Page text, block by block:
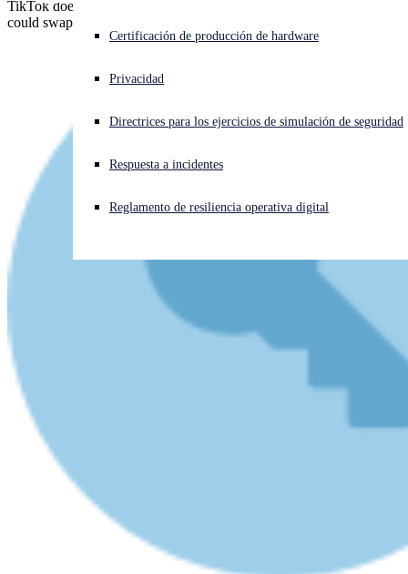
¿Está sufriendo un ciberataque? Obtenga ayuda ahora mismo
Open language switcher
Certificación de producción de hardware
Privacidad
Directrices para los ejercicios de simulación de seguridad
Respuesta a incidentes
Reglamento de resiliencia operativa digital
TikTok doesn't use HTTPS for its images and videos - so crooks
could swap out the videos you see and you would never know.